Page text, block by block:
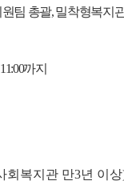
팀 총괄,밀착형복지
까지
회복지관 만3년 이상